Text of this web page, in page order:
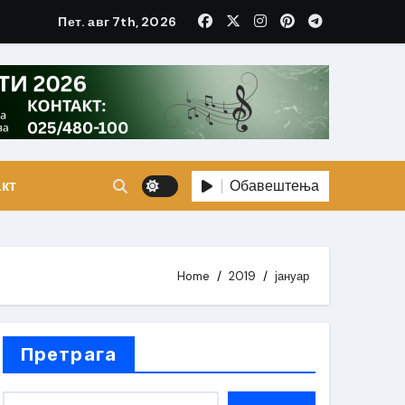
Пет. авг 7th, 2026
Обавештења
Home 2019 јануар
Претрага